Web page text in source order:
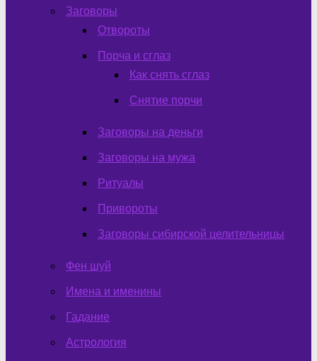
Заговоры
Отвороты
Порча и сглаз
Как снять сглаз
Снятие порчи
Заговоры на деньги
Заговоры на мужа
Ритуалы
Привороты
Заговоры сибирской целительницы
Фен шуй
Имена и именины
Гадание
Астрология